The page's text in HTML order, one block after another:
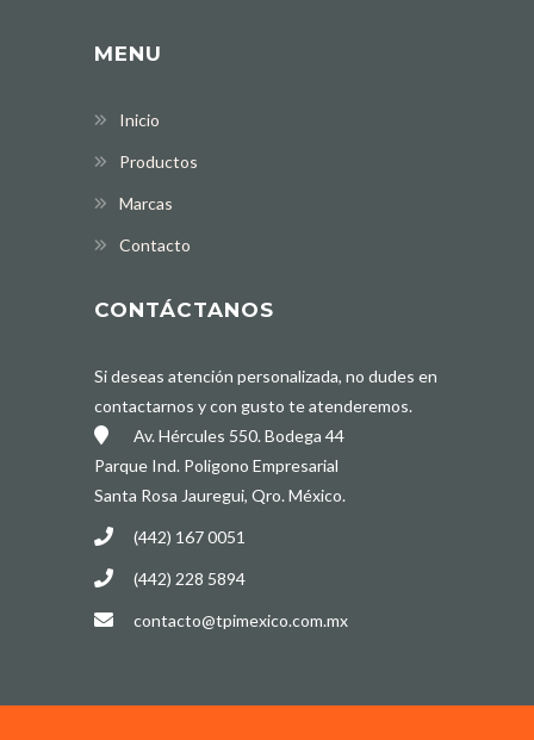
MENU
Inicio
Productos
Marcas
Contacto
CONTÁCTANOS
Si deseas atención personalizada, no dudes en
contactarnos y con gusto te atenderemos.
Av. Hércules 550. Bodega 44
Parque Ind. Poligono Empresarial
Santa Rosa Jauregui, Qro. México.
(442) 167 0051
(442) 228 5894
contacto@tpimexico.com.mx